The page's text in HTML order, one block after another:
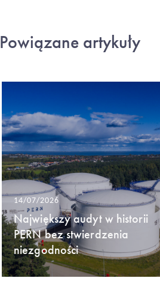
Powiązane artykuły
14/07/2026
Największy audyt w historii
PERN bez stwierdzenia
niezgodności